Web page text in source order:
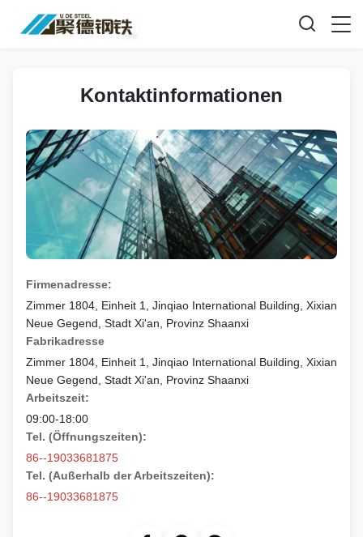
Kontaktinformationen
Firmenadresse:
Zimmer 1804, Einheit 1, Jinqiao International Building, Xixian
Neue Gegend, Stadt Xi'an, Provinz Shaanxi
Fabrikadresse
Zimmer 1804, Einheit 1, Jinqiao International Building, Xixian
Neue Gegend, Stadt Xi'an, Provinz Shaanxi
Arbeitszeit:
09:00-18:00
Tel. (Öffnungszeiten):
86--19033681875
Tel. (Außerhalb der Arbeitszeiten):
86--19033681875